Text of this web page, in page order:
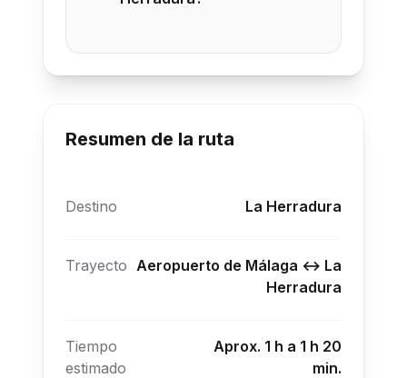
Resumen de la ruta
Destino La Herradura
Trayecto Aeropuerto de Málaga ↔ La
Herradura
Tiempo
estimado
Aprox. 1 h a 1 h 20
min.